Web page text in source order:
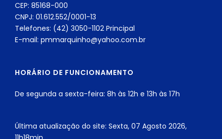
CEP: 85168-000
CNPJ: 01.612.552/0001-13
Telefones: (42) 3050-1102 Principal
E-mail: pmmarquinho@yahoo.com.br
HORÁRIO DE FUNCIONAMENTO
De segunda a sexta-feira: 8h às 12h e 13h às 17h
Última atualização do site: Sexta, 07 Agosto 2026,